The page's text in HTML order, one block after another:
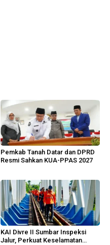
Pemkab Tanah Datar dan DPRD
Resmi Sahkan KUA-PPAS 2027
KAI Divre II Sumbar Inspeksi
Jalur, Perkuat Keselamatan